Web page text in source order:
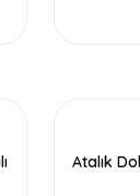
Atalık